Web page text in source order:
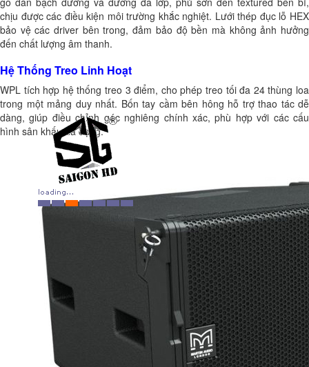
chịu được các điều kiện môi trường khắc nghiệt. Lưới thép đục lỗ HEX
bảo vệ các driver bên trong, đảm bảo độ bền mà không ảnh hưởng
đến chất lượng âm thanh.
Hệ Thống Treo Linh Hoạt
WPL tích hợp hệ thống treo 3 điểm, cho phép treo tối đa 24 thùng loa
trong một mảng duy nhất. Bốn tay cầm bên hông hỗ trợ thao tác dễ
dàng, giúp điều chỉnh góc nghiêng chính xác, phù hợp với các cấu
hình sân khấu đa dạng.